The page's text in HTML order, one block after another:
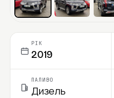
РІК
2019
ПАЛИВО
Дизель